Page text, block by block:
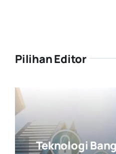
Pilihan Editor
Teknologi